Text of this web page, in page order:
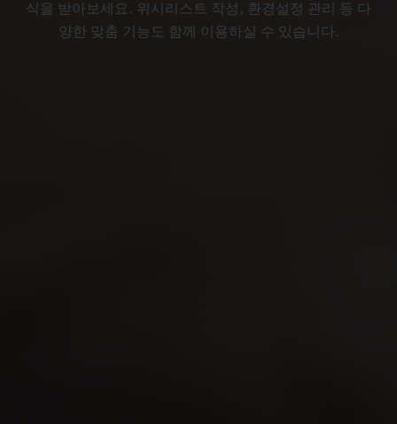
식을 받아보세요. 위시리스트 작성, 환경설정 관리 등 다
양한 맞춤 기능도 함께 이용하실 수 있습니다.